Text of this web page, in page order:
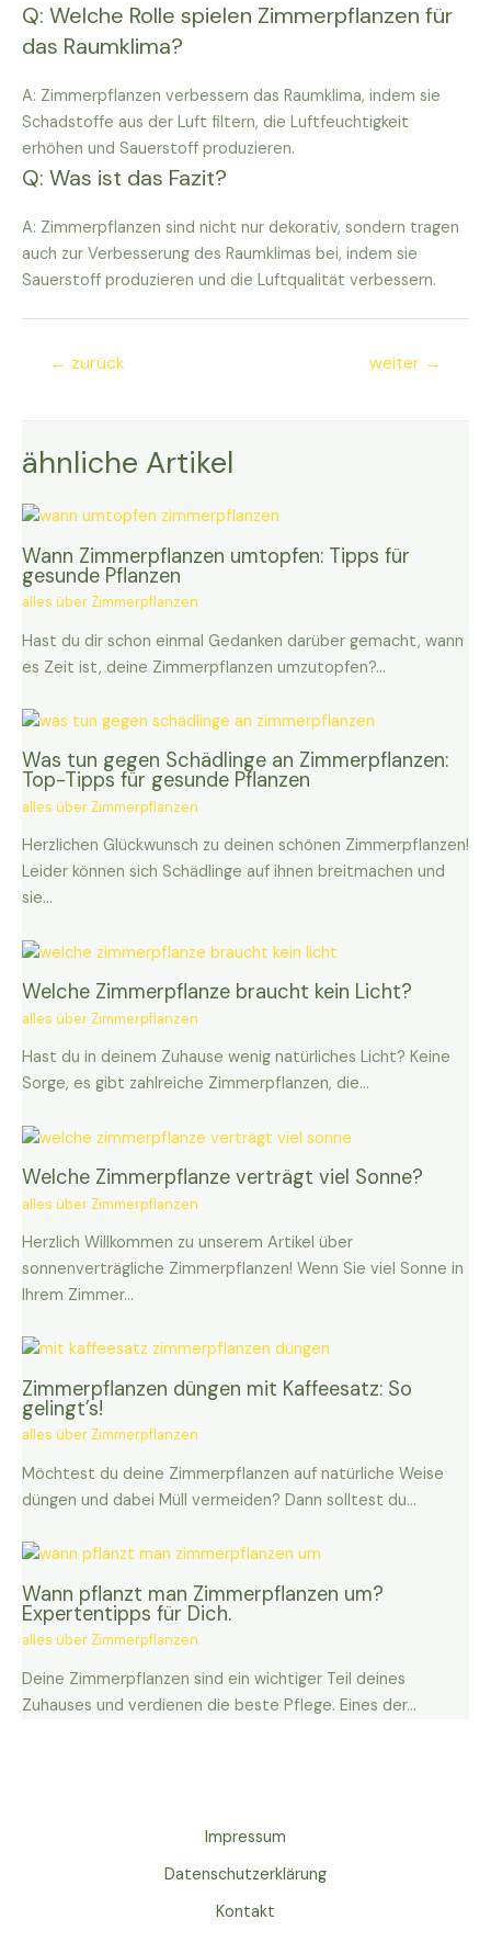
Q: Welche Rolle spielen Zimmerpflanzen für
das Raumklima?
A: Zimmerpflanzen verbessern das Raumklima, indem sie
Schadstoffe aus der Luft filtern, die Luftfeuchtigkeit
erhöhen und Sauerstoff produzieren.
Q: Was ist das Fazit?
A: Zimmerpflanzen sind nicht nur dekorativ, sondern tragen
auch zur Verbesserung des Raumklimas bei, indem sie
Sauerstoff produzieren und die Luftqualität verbessern.
Beitragsnavigation
← zurück weiter →
ähnliche Artikel
Wann Zimmerpflanzen umtopfen: Tipps für
gesunde Pflanzen
alles über Zimmerpflanzen
Hast du dir schon einmal Gedanken darüber gemacht, wann
es Zeit ist, deine Zimmerpflanzen umzutopfen?…
Was tun gegen Schädlinge an Zimmerpflanzen:
Top-Tipps für gesunde Pflanzen
alles über Zimmerpflanzen
Herzlichen Glückwunsch zu deinen schönen Zimmerpflanzen!
Leider können sich Schädlinge auf ihnen breitmachen und
sie…
Welche Zimmerpflanze braucht kein Licht?
alles über Zimmerpflanzen
Hast du in deinem Zuhause wenig natürliches Licht? Keine
Sorge, es gibt zahlreiche Zimmerpflanzen, die…
Welche Zimmerpflanze verträgt viel Sonne?
alles über Zimmerpflanzen
Herzlich Willkommen zu unserem Artikel über
sonnenverträgliche Zimmerpflanzen! Wenn Sie viel Sonne in
Ihrem Zimmer…
Zimmerpflanzen düngen mit Kaffeesatz: So
gelingt’s!
alles über Zimmerpflanzen
Möchtest du deine Zimmerpflanzen auf natürliche Weise
düngen und dabei Müll vermeiden? Dann solltest du…
Wann pflanzt man Zimmerpflanzen um?
Expertentipps für Dich.
alles über Zimmerpflanzen
Deine Zimmerpflanzen sind ein wichtiger Teil deines
Zuhauses und verdienen die beste Pflege. Eines der…
Impressum
Datenschutzerklärung
Kontakt